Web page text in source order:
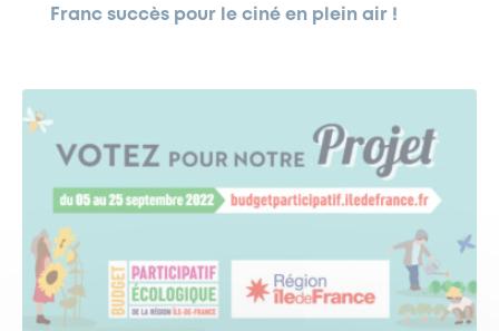
Franc succès pour le ciné en plein air !